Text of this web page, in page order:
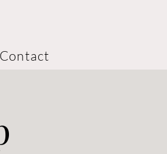
Contact